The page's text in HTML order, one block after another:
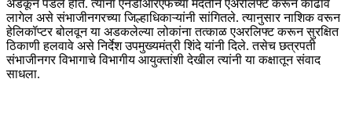
अडकून पडले होते. त्यांना एनडीआरएफच्या मदतीने एअरलिफ्ट करून काढावे
लागेल असे संभाजीनगरच्या जिल्हाधिकाऱ्यांनी सांगितले. त्यानुसार नाशिक वरून
हेलिकॉप्टर बोलवून या अडकलेल्या लोकांना तत्काळ एअरलिफ्ट करून सुरक्षित
ठिकाणी हलवावे असे निर्देश उपमुख्यमंत्री शिंदे यांनी दिले. तसेच छत्रपती
संभाजीनगर विभागाचे विभागीय आयुक्तांशी देखील त्यांनी या कक्षातून संवाद
साधला.